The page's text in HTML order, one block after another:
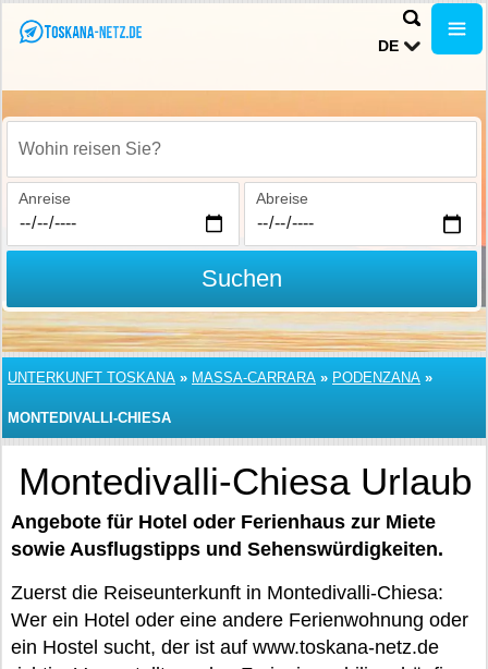
DE
Wohin reisen Sie?
Anreise Abreise
Suchen
UNTERKUNFT TOSKANA » MASSA-CARRARA » PODENZANA »
MONTEDIVALLI-CHIESA
Montedivalli-Chiesa Urlaub
Angebote für Hotel oder Ferienhaus zur Miete
sowie Ausflugstipps und Sehenswürdigkeiten.
Zuerst die Reiseunterkunft in Montedivalli-Chiesa:
Wer ein Hotel oder eine andere Ferienwohnung oder
ein Hostel sucht, der ist auf www.toskana-netz.de